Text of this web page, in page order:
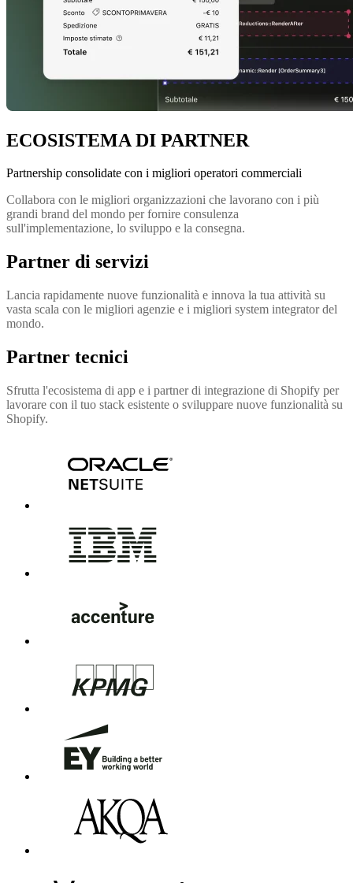
ECOSISTEMA DI PARTNER
Partnership consolidate con i migliori operatori commerciali
Collabora con le migliori organizzazioni che lavorano con i più
grandi brand del mondo per fornire consulenza
sull'implementazione, lo sviluppo e la consegna.
Partner di servizi
Lancia rapidamente nuove funzionalità e innova la tua attività su
vasta scala con le migliori agenzie e i migliori system integrator del
mondo.
Partner tecnici
Sfrutta l'ecosistema di app e i partner di integrazione di Shopify per
lavorare con il tuo stack esistente o sviluppare nuove funzionalità su
Shopify.